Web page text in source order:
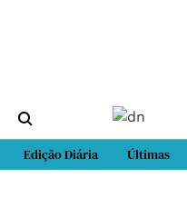
Edição Diária Últimas